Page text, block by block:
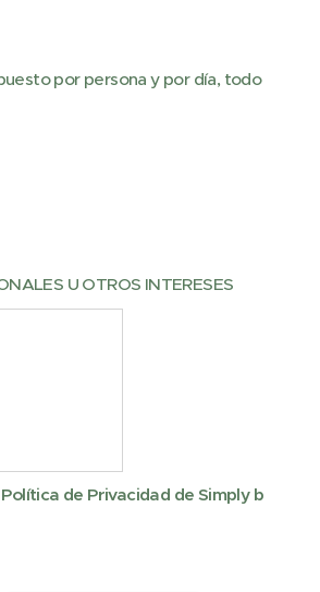
por persona y por día, todo
U OTROS INTERESES
de Privacidad de Simply b